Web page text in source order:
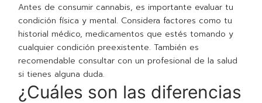
Antes de consumir cannabis, es importante evaluar tu
condición física y mental. Considera factores como tu
historial médico, medicamentos que estés tomando y
cualquier condición preexistente. También es
recomendable consultar con un profesional de la salud
si tienes alguna duda.
¿Cuáles son las diferencias